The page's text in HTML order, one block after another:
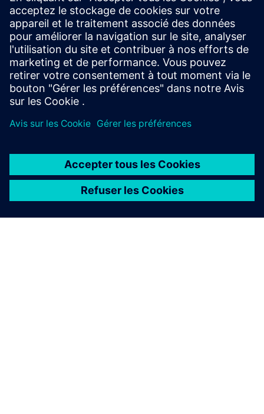
Build
Élargit le champ d'utilisation ou s'appuie sur un produit ou
une solution Siemens Xcelerator en créant un nouveau
produit, ou crée une nouvelle solution client via
l'intégration du produit Siemens Xcelerator et de son
propre produit